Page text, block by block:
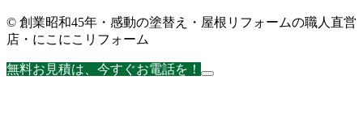
© 創業昭和45年・感動の塗替え・屋根リフォームの職人直営
店・にこにこリフォーム
無料お見積は、今すぐお電話を！